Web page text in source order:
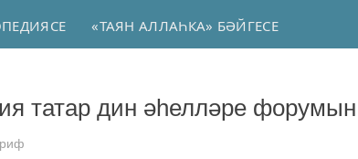
«ТАЯН АЛЛАҺКА» БӘЙГЕСЕ
татар дин әһелләре форумын